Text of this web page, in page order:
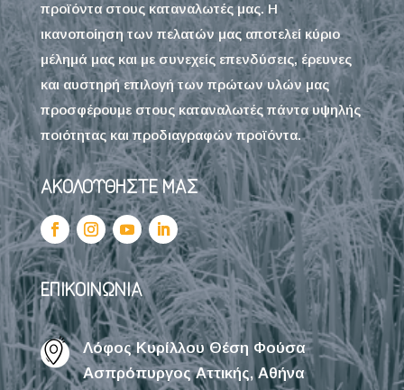
προϊόντα στους καταναλωτές μας. Η
ικανοποίηση των πελατών μας αποτελεί κύριο
μέλημά μας και με συνεχείς επενδύσεις, έρευνες
και αυστηρή επιλογή των πρώτων υλών μας
προσφέρουμε στους καταναλωτές πάντα υψηλής
ποιότητας και προδιαγραφών προϊόντα.
ΑΚΟΛΟΥΘΗΣΤΕ ΜΑΣ
ΕΠΙΚΟΙΝΩΝΙΑ
Λόφος Κυρίλλου Θέση Φούσα
Ασπρόπυργος Αττικής, Αθήνα